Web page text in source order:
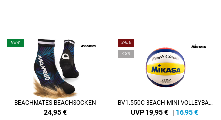
NEW
BEACHMATES BEACHSOCKEN
24,95€
SALE
-15%
BV1.550C BEACH-MINI-VOLLEYBALL
UVP 19,95 € | 16,95€